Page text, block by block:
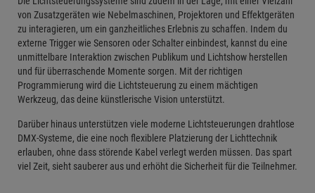
von Zusatzgeräten wie Nebelmaschinen, Projektoren und Effektgeräten
zu interagieren, um ein ganzheitliches Erlebnis zu schaffen. Indem du
externe Trigger wie Sensoren oder Schalter einbindest, kannst du eine
unmittelbare Interaktion zwischen Publikum und Lichtshow herstellen
und für überraschende Momente sorgen. Mit der richtigen
Programmierung wird die Lichtsteuerung zu einem mächtigen
Werkzeug, das deine künstlerische Vision unterstützt.
Darüber hinaus unterstützen viele moderne Lichtsteuerungen drahtlose
DMX-Systeme, die eine noch flexiblere Platzierung der Lichttechnik
erlauben, ohne dass störende Kabel verlegt werden müssen. Das spart
viel Zeit, sieht sauberer aus und erhöht die Sicherheit für die Teilnehmer.